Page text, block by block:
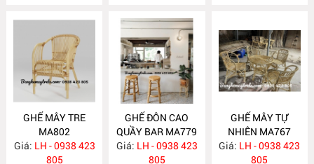
GHẾ MÂY TRE
MA802
Giá: LH - 0938 423
805
GHẾ ĐÔN CAO
QUẦY BAR MA779
Giá: LH - 0938 423
805
GHẾ MÂY TỰ
NHIÊN MA767
Giá: LH - 0938 423
805